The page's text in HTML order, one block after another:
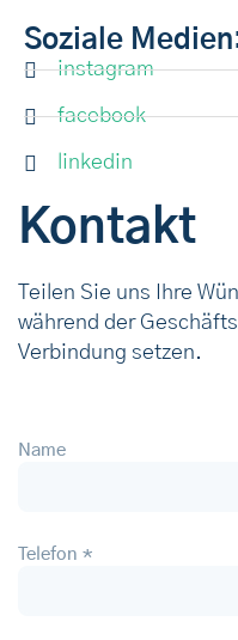
Soziale
instagram
facebook
linkedin
Kontakt
Teilen Sie uns Ihre
während der
Verbindung setzen.
Name
Telefon *